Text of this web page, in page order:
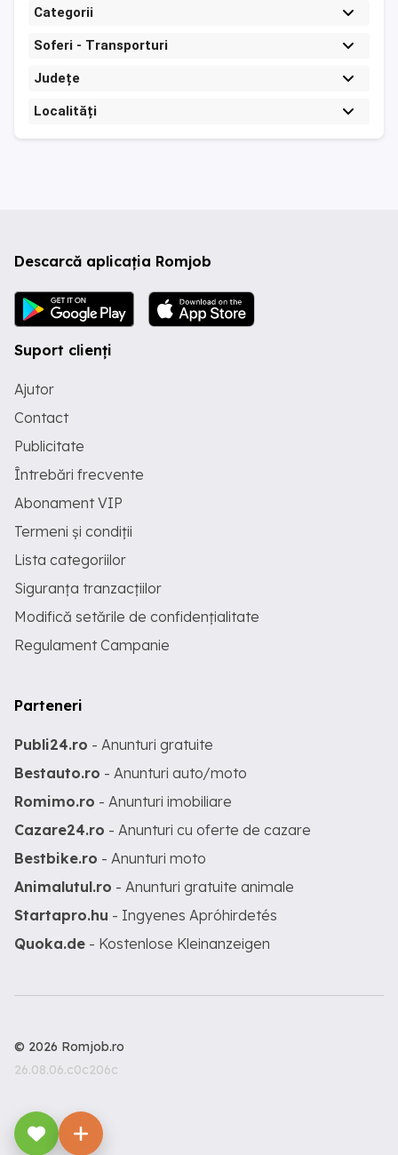
Categorii
Soferi - Transporturi
Județe
Localități
Descarcă aplicația Romjob
Suport clienți
Ajutor
Contact
Publicitate
Întrebări frecvente
Abonament VIP
Termeni și condiții
Lista categoriilor
Siguranța tranzacțiilor
Modifică setările de confidențialitate
Regulament Campanie
Parteneri
Publi24.ro - Anunturi gratuite
Bestauto.ro - Anunturi auto/moto
Romimo.ro - Anunturi imobiliare
Cazare24.ro - Anunturi cu oferte de cazare
Bestbike.ro - Anunturi moto
Animalutul.ro - Anunturi gratuite animale
Startapro.hu - Ingyenes Apróhirdetés
Quoka.de - Kostenlose Kleinanzeigen
© 2026 Romjob.ro
26.08.06.c0c206c